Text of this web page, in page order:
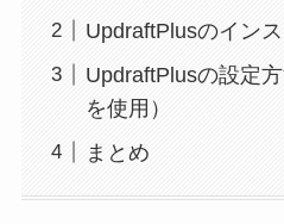
UpdraftPlusのイン
UpdraftPlusの設定
を使用）
まとめ